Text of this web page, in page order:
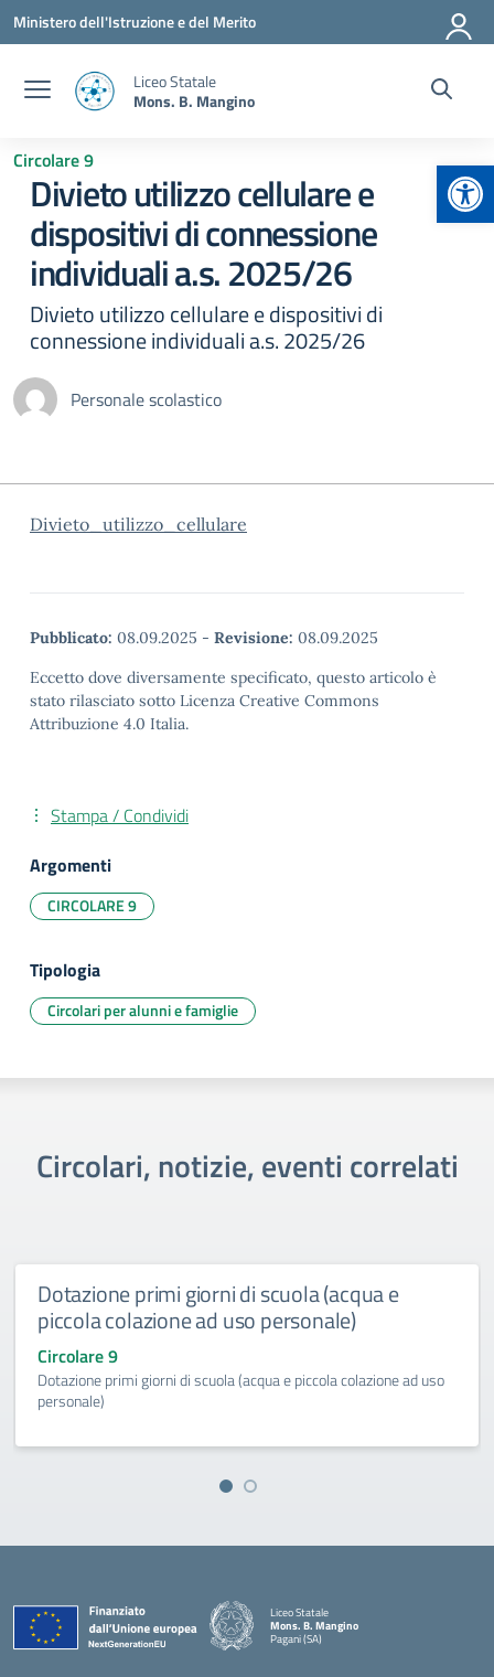
Vai ai contenuti
Vai al menu di navigazione
Vai al footer
Ministero dell'Istruzione e del Merito
Liceo Statale
Mons. B. Mangino
Circolare 9
Divieto utilizzo cellulare e
dispositivi di connessione
individuali a.s. 2025/26
Divieto utilizzo cellulare e dispositivi di
connessione individuali a.s. 2025/26
Personale scolastico
Divieto_utilizzo_cellulare
Pubblicato: 08.09.2025 - Revisione: 08.09.2025
Eccetto dove diversamente specificato, questo articolo è
stato rilasciato sotto Licenza Creative Commons
Attribuzione 4.0 Italia.
Stampa / Condividi
Argomenti
CIRCOLARE 9
Tipologia
Circolari per alunni e famiglie
Circolari, notizie, eventi correlati
Dotazione primi giorni di scuola (acqua e
piccola colazione ad uso personale)
Circolare 9
Dotazione primi giorni di scuola (acqua e piccola colazione ad uso
personale)
Liceo Statale
Mons. B. Mangino
Pagani (SA)
— Visita la pagina iniziale della scuola